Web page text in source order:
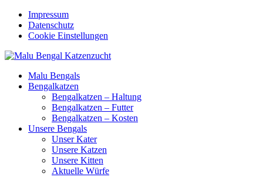
Impressum
Datenschutz
Cookie Einstellungen
Malu Bengals
Bengalkatzen
Bengalkatzen – Haltung
Bengalkatzen – Futter
Bengalkatzen – Kosten
Unsere Bengals
Unser Kater
Unsere Katzen
Unsere Kitten
Aktuelle Würfe